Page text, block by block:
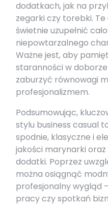
dodatkach, jak na
zegarki czy torebki.
świetnie uzupełnić
niepowtarzalnego
Ważne jest, aby
staranności w
zaburzyć równowagi
profesjonalizmem.
Podsumowując,
stylu business casual
spodnie, klasyczne i
jakości marynarki
dodatki. Poprzez
można osiągnąć
profesjonalny wygląd
pracy czy spotkań